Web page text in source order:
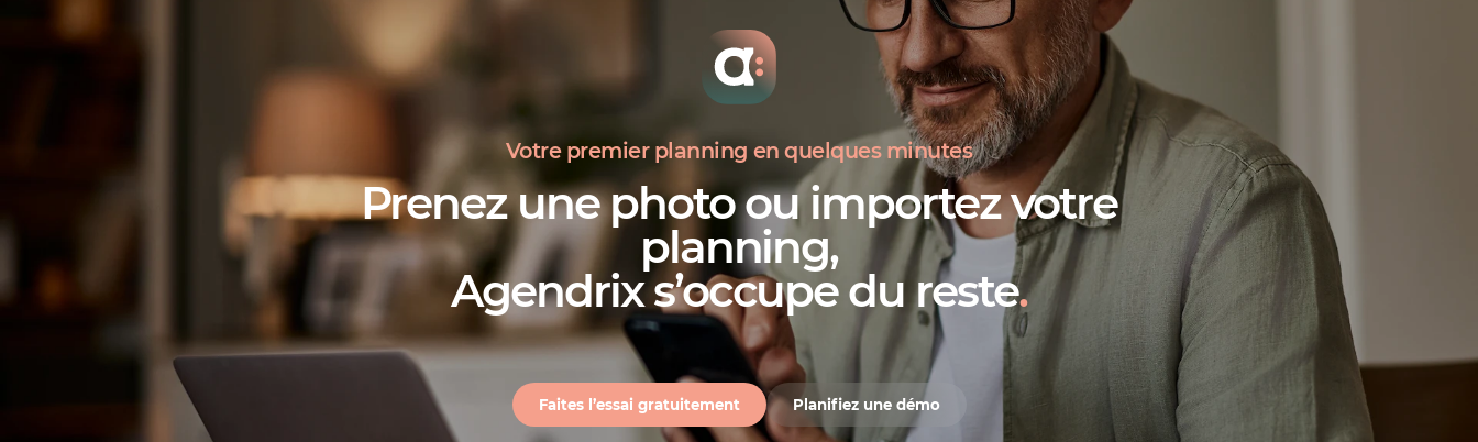
Votre premier planning en quelques minutes
Prenez une photo ou importez votre
planning,
Agendrix s’occupe du reste.
Faites l’essai gratuitement Planifiez une démo